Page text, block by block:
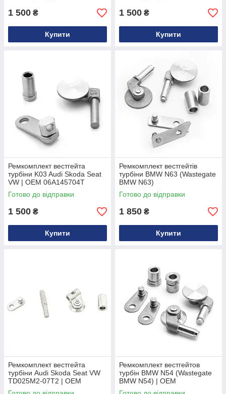
1 500 ₴
Купити
1 500 ₴
Купити
Ремкомплект вестгейта
турбіни K03 Audi Skoda Seat
VW | OEM 06A145704T
Готово до відправки
1 500 ₴
Купити
Ремкомплект вестгейтів
турбіни BMW N63 (Wastegate
BMW N63)
Готово до відправки
1 850 ₴
Купити
Ремкомплект вестгейта
турбіни Audi Skoda Seat VW
TD025M2-07T2 | OEM
53039700052
Ремкомплект вестгейтов
турбін BMW N54 (Wastegate
BMW N54) | OEM
11657593020